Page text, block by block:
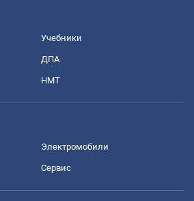
Учебники
ДПА
НМТ
Электромобили
Сервис